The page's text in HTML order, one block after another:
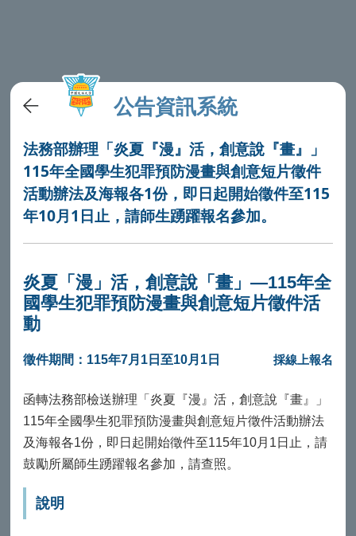
公告資訊系統
法務部辦理「炎夏『漫』活，創意說『畫』」
115年全國學生犯罪預防漫畫與創意短片徵件
活動辦法及海報各1份，即日起開始徵件至115
年10月1日止，請師生踴躍報名參加。
炎夏「漫」活，創意說「畫」—115年全
國學生犯罪預防漫畫與創意短片徵件活
動
徵件期間：115年7月1日至10月1日 採線上報名
函轉法務部檢送辦理「炎夏『漫』活，創意說『畫』」
115年全國學生犯罪預防漫畫與創意短片徵件活動辦法
及海報各1份，即日起開始徵件至115年10月1日止，請
鼓勵所屬師生踴躍報名參加，請查照。
說明